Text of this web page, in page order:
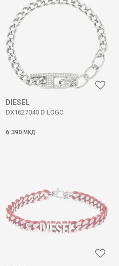
DIESEL
DX1627040 D LOGO
6.390 МКД